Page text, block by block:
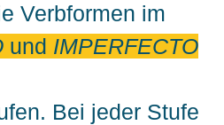
Verbformen im
und IMPERFECTO
Bei jeder Stufe